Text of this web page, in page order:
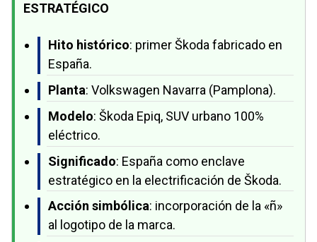
ESTRATÉGICO
Hito histórico: primer Škoda fabricado en
España.
Planta: Volkswagen Navarra (Pamplona).
Modelo: Škoda Epiq, SUV urbano 100%
eléctrico.
Significado: España como enclave
estratégico en la electrificación de Škoda.
Acción simbólica: incorporación de la «ñ»
al logotipo de la marca.